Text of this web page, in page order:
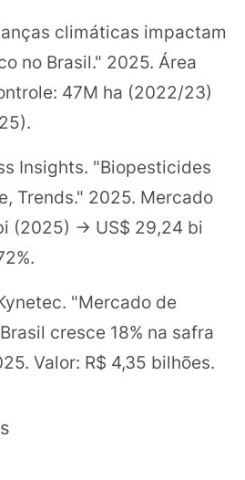
climáticas impactam
no Brasil." 2025. Área
47M ha (2022/23)
Insights. "Biopesticides
Trends." 2025. Mercado
(2025) → US$ 29,24 bi
"Mercado de
cresce 18% na safra
Valor: R$ 4,35 bilhões.